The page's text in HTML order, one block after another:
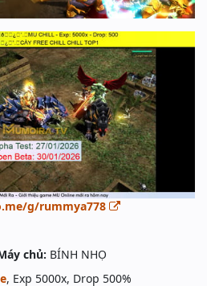
g/rummya778
chủ: BÍNH NHỌ
, Exp 5000x, Drop 500%